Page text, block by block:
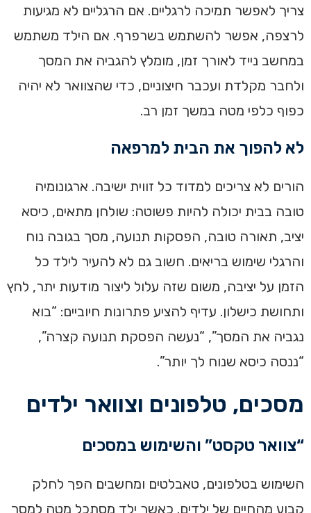
צריך לאפשר תמיכה לרגליים. אם הרגליים לא מגיעות
לרצפה, אפשר להשתמש בשרפרף. אם הילד משתמש
במחשב נייד לאורך זמן, מומלץ להגביה את המסך
ולחבר מקלדת ועכבר חיצוניים, כדי שהצוואר לא יהיה
כפוף כלפי מטה במשך זמן רב.
לא להפוך את הבית למרפאה
הורים לא צריכים למדוד כל זווית ישיבה. ארגונומיה
טובה בבית יכולה להיות פשוטה: שולחן מתאים, כיסא
יציב, תאורה טובה, הפסקות תנועה, מסך בגובה נוח
והרגלי שימוש בריאים. חשוב גם לא להעיר לילד כל
הזמן על יציבה, משום שזה עלול ליצור מודעות יתר, לחץ
ותחושת כישלון. עדיף להציע פתרונות חיוביים: “בוא
נגביה את המסך”, “נעשה הפסקת תנועה קצרה”,
“ננסה כיסא שנוח לך יותר”.
מסכים, טלפונים וצוואר ילדים
“צוואר טקסט” והשימוש במסכים
השימוש בטלפונים, טאבלטים ומחשבים הפך לחלק
קבוע מהחיים של ילדים. כאשר ילד מסתכל מטה למסך